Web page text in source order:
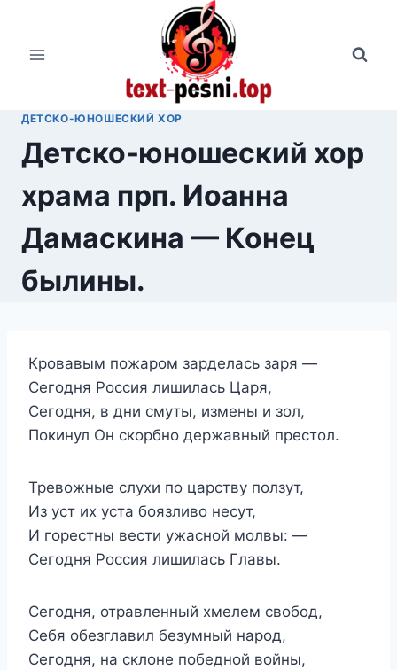
содержимому
ДЕТСКО-ЮНОШЕСКИЙ ХОР
Детско-юношеский хор
храма прп. Иоанна
Дамаскина — Конец
былины.
Кровавым пожаром зарделась заря —
Сегодня Россия лишилась Царя,
Сегодня, в дни смуты, измены и зол,
Покинул Он скорбно державный престол.
Тревожные слухи по царству ползут,
Из уст их уста боязливо несут,
И горестны вести ужасной молвы: —
Сегодня Россия лишилась Главы.
Сегодня, отравленный хмелем свобод,
Себя обезглавил безумный народ,
Сегодня, на склоне победной войны,